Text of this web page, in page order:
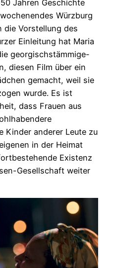
Jahren Geschichte
Würzburg
die Vorstellung des
Einleitung hat Maria
georgischstämmige-
diesen Film über ein
gemacht, weil sie
wurde. Es ist
dass Frauen aus
Kinder anderer Leute zu
in der Heimat
Existenz
Gesellschaft weiter